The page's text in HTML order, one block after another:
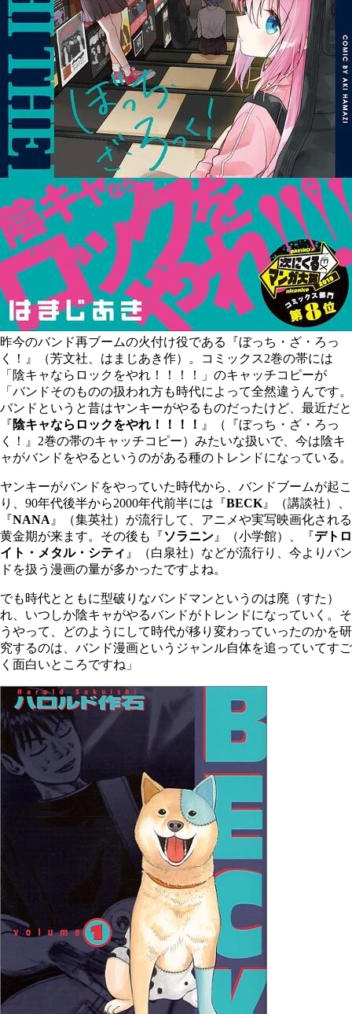
昨今のバンド再ブームの火付け役である『ぼっち・ざ・ろっ
く！』（芳文社、はまじあき作）。コミックス2巻の帯には
「陰キャならロックをやれ！！！！」のキャッチコピーが
「バンドそのものの扱われ方も時代によって全然違うんです。
バンドというと昔はヤンキーがやるものだったけど、最近だと
『陰キャならロックをやれ！！！！ 』（『ぼっち・ざ・ろっ
く！』2巻の帯のキャッチコピー）みたいな扱いで、今は陰キ
ャがバンドをやるというのがある種のトレンドになっている。
ヤンキーがバンドをやっていた時代から、バンドブームが起こ
り、90年代後半から2000年代前半には『BECK 』（講談社）、
『NANA 』（集英社）が流行して、アニメや実写映画化される
黄金期が来ます。その後も『ソラニン 』（小学館）、『デトロ
イト・メタル・シティ 』（白泉社）などが流行り、今よりバン
ドを扱う漫画の量が多かったですよね。
でも時代とともに型破りなバンドマンというのは廃（すた）
れ、いつしか陰キャがやるバンドがトレンドになっていく。そ
うやって、どのようにして時代が移り変わっていったのかを研
究するのは、バンド漫画というジャンル自体を追っていてすご
く面白いところですね」